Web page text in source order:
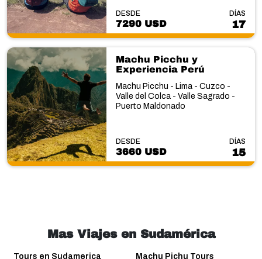
DESDE
7290 USD
DÍAS
17
Machu Picchu y
Experiencia Perú
Machu Picchu - Lima - Cuzco -
Valle del Colca - Valle Sagrado -
Puerto Maldonado
DESDE
3660 USD
DÍAS
15
Mas Viajes en Sudamérica
Tours en Sudamerica
Machu Pichu Tours